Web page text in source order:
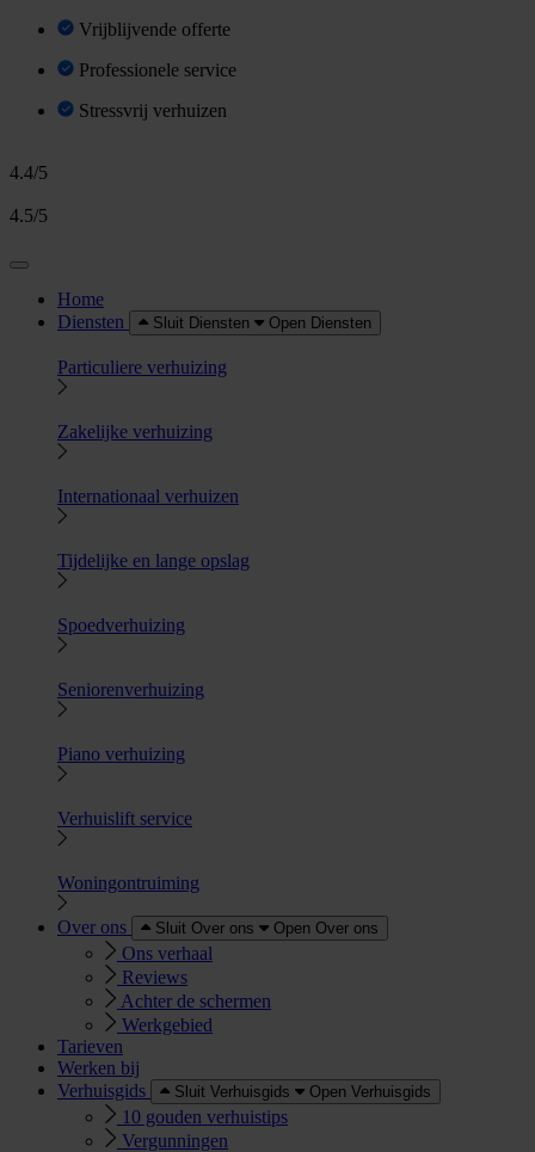
Vrijblijvende offerte
Professionele service
Stressvrij verhuizen
4.4/5
4.5/5
Home
Diensten
Sluit Diensten Open Diensten
Particuliere verhuizing
Zakelijke verhuizing
Internationaal verhuizen
Tijdelijke en lange opslag
Spoedverhuizing
Seniorenverhuizing
Piano verhuizing
Verhuislift service
Woningontruiming
Over ons Sluit Over ons Open Over ons
Ons verhaal
Reviews
Achter de schermen
Werkgebied
Tarieven
Werken bij
Verhuisgids
Sluit Verhuisgids Open Verhuisgids
10 gouden verhuistips
Vergunningen